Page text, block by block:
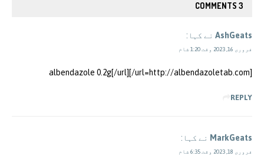
3 COMMENTS
AshGeats نے کہا:
فروری 16, 2023 وقت 1:20 شام
[url=http://albendazoletab.com/]albendazole 0.2g[/url]
REPLY
MarkGeats نے کہا:
فروری 18, 2023 وقت 6:35 شام